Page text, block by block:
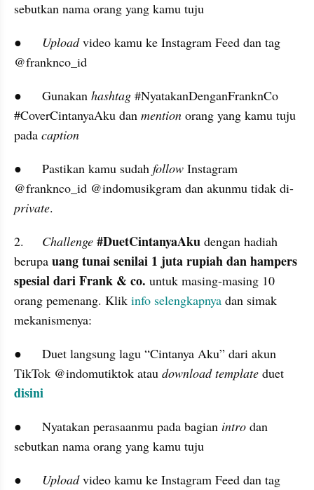
sebutkan nama orang yang kamu tuju
Upload video kamu ke Instagram Feed dan tag
@franknco_id
●	Gunakan hashtag #NyatakanDenganFranknCo
#CoverCintanyaAku dan mention orang yang kamu tuju
pada caption
●	Pastikan kamu sudah follow Instagram
@franknco_id @indomusikgram dan akunmu tidak di-
private.
Challenge #DuetCintanyaAku dengan hadiah
berupa uang tunai senilai 1 juta rupiah dan hampers
spesial dari Frank & co. untuk masing-masing 10
orang pemenang. Klik info selengkapnya dan simak
mekanismenya:
●	Duet langsung lagu “Cintanya Aku” dari akun
TikTok @indomutiktok atau download template
disini
●	Nyatakan perasaanmu pada bagian intro dan
sebutkan nama orang yang kamu tuju
Upload video kamu ke Instagram Feed dan tag